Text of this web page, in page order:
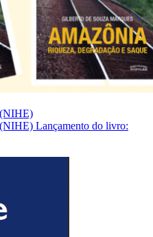
Lançamento do livro: